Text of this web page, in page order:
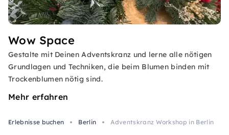
Wow Space
Gestalte mit Deinen Adventskranz und lerne alle nötigen
Grundlagen und Techniken, die beim Blumen binden mit
Trockenblumen nötig sind.
Mehr erfahren
Erlebnisse buchen Berlin Adventskranz Workshop in Berlin